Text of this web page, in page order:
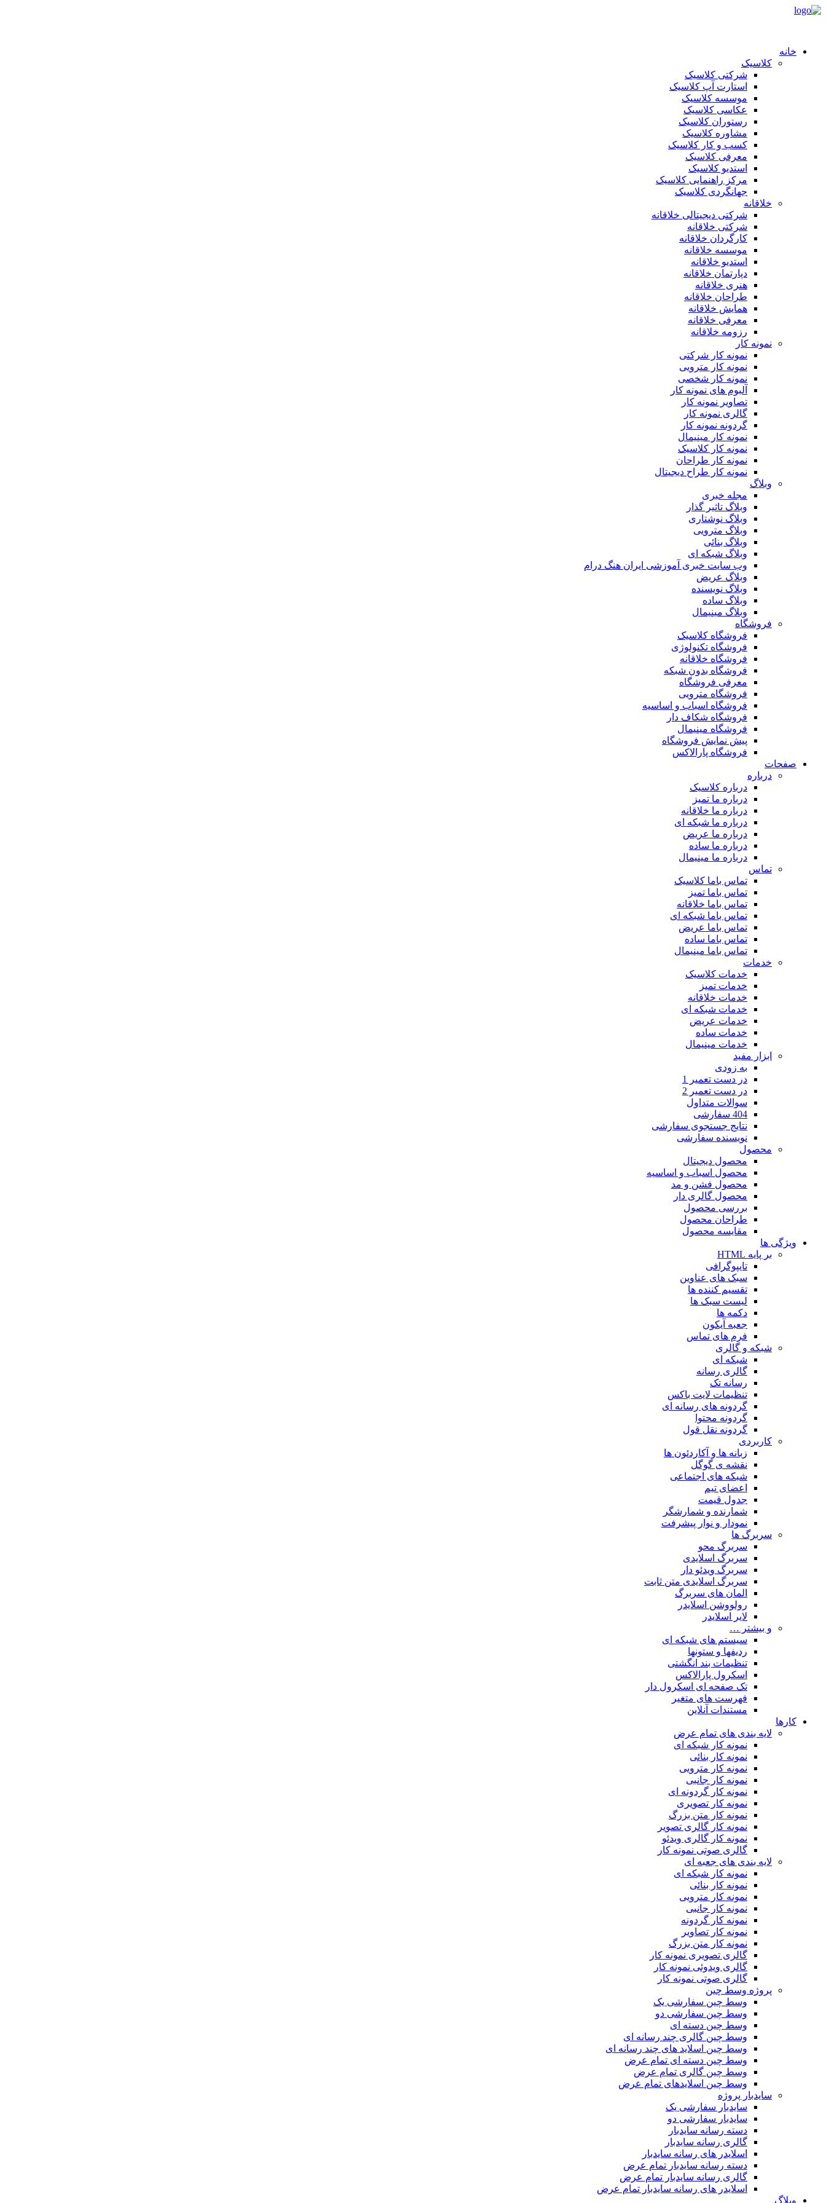
خانه
کلاسیک
شرکتی کلاسیک
استارت آپ کلاسیک
موسسه کلاسیک
عکاسی کلاسیک
رستوران کلاسیک
مشاوره کلاسیک
کسب و کار کلاسیک
معرفی کلاسیک
استدیو کلاسیک
مرکز راهنمایی کلاسیک
جهانگردی کلاسیک
خلاقانه
شرکتی دیجیتالی خلاقانه
شرکتی خلاقانه
کارگردان خلاقانه
موسسه خلاقانه
استدیو خلاقانه
دپارتمان خلاقانه
هنری خلاقانه
طراحان خلاقانه
همایش خلاقانه
معرفی خلاقانه
رزومه خلاقانه
نمونه کار
نمونه کار شرکتی
نمونه کار مترویی
نمونه کار شخصی
آلبوم های نمونه کار
تصاویر نمونه کار
گالری نمونه کار
گردونه نمونه کار
نمونه کار مینیمال
نمونه کار کلاسیک
نمونه کار طراحان
نمونه کار طراح دیجیتال
وبلاگ
مجله خبری
وبلاگ تاثیر گذار
وبلاگ نوشتاری
وبلاگ مترویی
وبلاگ بنائی
وبلاگ شبکه ای
وب سایت خبری آموزشی ایران هنگ درام
وبلاگ عریض
وبلاگ نویسنده
وبلاگ ساده
وبلاگ مینیمال
فروشگاه
فروشگاه کلاسیک
فروشگاه تکنولوژی
فروشگاه خلاقانه
فروشگاه بدون شبکه
معرفی فروشگاه
فروشگاه مترویی
فروشگاه اسباب و اساسیه
فروشگاه شکاف دار
فروشگاه مینیمال
پیش نمایش فروشگاه
فروشگاه پارالاکس
صفحات
درباره
درباره کلاسیک
درباره ما تمیز
درباره ما خلاقانه
درباره ما شبکه ای
درباره ما عریض
درباره ما ساده
درباره ما مینیمال
تماس
تماس باما کلاسیک
تماس باما تمیز
تماس باما خلاقانه
تماس باما شبکه ای
تماس باما عریض
تماس باما ساده
تماس باما مینیمال
خدمات
خدمات کلاسیک
خدمات تمیز
خدمات خلاقانه
خدمات شبکه ای
خدمات عریض
خدمات ساده
خدمات مینیمال
ابزار مفید
به زودی
در دست تعمیر 1
در دست تعمیر 2
سوالات متداول
404 سفارشی
نتایج جستجوی سفارشی
نویسنده سفارشی
محصول
محصول دیجیتال
محصول اسباب و اساسیه
محصول فشن و مد
محصول گالری دار
بررسی محصول
طراحان محصول
مقایسه محصول
ویژگی ها
بر پایه HTML
تایپوگرافی
سبک های عناوین
تقسیم کننده ها
لیست سبک ها
دکمه ها
جعبه آیکون
فرم های تماس
شبکه و گالری
شبکه ای
گالری رسانه
رسانه تک
تنظیمات لایت باکس
گردونه های رسانه ای
گردونه محتوا
گردونه نقل قول
کاربردی
زبانه ها و آکاردئون ها
نقشه ی گوگل
شبکه های اجتماعی
اعضای تیم
جدول قیمت
شمارنده و شمارشگر
نمودار و نوار پیشرفت
سربرگ ها
سربرگ محو
سربرگ اسلایدی
سربرگ ویدئو دار
سربرگ اسلایدی متن ثابت
المان های سربرگ
رولووشن اسلایدر
لایر اسلایدر
و بیشتر …
سیستم های شبکه ای
ردیفها و ستونها
تنظیمات بند انگشتی
اسکرول پارالاکس
تک صفحه ای اسکرول دار
فهرست های متغیر
مستندات آنلاین
کارها
لایه بندی های تمام عرض
نمونه کار شبکه ای
نمونه کار بنائی
نمونه کار مترویی
نمونه کار جانبی
نمونه کار گردونه ای
نمونه کار تصویری
نمونه کار متن بزرگ
نمونه کار گالری تصویر
نمونه کار گالری ویدئو
گالری صوتی نمونه کار
لایه بندی های جعبه ای
نمونه کار شبکه ای
نمونه کار بنائی
نمونه کار مترویی
نمونه کار جانبی
نمونه کار گردونه
نمونه کار تصاویر
نمونه کار متن بزرگ
گالری تصویری نمونه کار
گالری ویدوئی نمونه کار
گالری صوتی نمونه کار
پروژه وسط چین
وسط چین سفارشی یک
وسط چین سفارشی دو
وسط چین دسته ای
وسط چین گالری چند رسانه ای
وسط چین اسلاید های چند رسانه ای
وسط چین دسته ای تمام عرض
وسط چین گالری تمام عرض
وسط چین اسلایدهای تمام عرض
سایدبار پروژه
سایدبار سفارشی یک
سایدبار سفارشی دو
دسته رسانه سایدبار
گالری رسانه سایدبار
اسلایدر های رسانه سایدبار
دسته رسانه سایدبار تمام عرض
گالری رسانه سایدبار تمام عرض
اسلایدر های رسانه سایدبار تمام عرض
وبلاگ